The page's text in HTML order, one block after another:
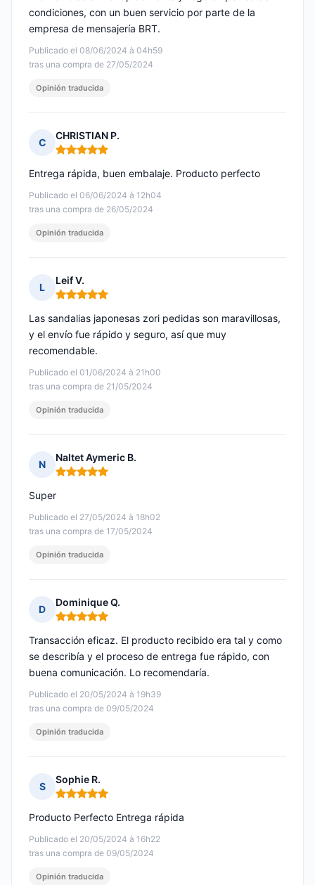
Publicado el 08/06/2024 à 04h59
tras una compra de 27/05/2024
condiciones, con un buen servicio por parte de la
empresa de mensajería BRT.
Opinión traducida
C
CHRISTIAN P.
Nota: 5 de 5
Publicado el 06/06/2024 à 12h04
tras una compra de 26/05/2024
Entrega rápida, buen embalaje. Producto perfecto
Opinión traducida
L
Leif V.
Nota: 5 de 5
Publicado el 01/06/2024 à 21h00
tras una compra de 21/05/2024
Las sandalias japonesas zori pedidas son maravillosas,
y el envío fue rápido y seguro, así que muy
recomendable.
Opinión traducida
N
Naltet Aymeric B.
Nota: 5 de 5
Publicado el 27/05/2024 à 18h02
tras una compra de 17/05/2024
Super
Opinión traducida
D
Dominique Q.
Nota: 5 de 5
Publicado el 20/05/2024 à 19h39
tras una compra de 09/05/2024
Transacción eficaz. El producto recibido era tal y como
se describía y el proceso de entrega fue rápido, con
buena comunicación. Lo recomendaría.
Opinión traducida
S
Sophie R.
Nota: 5 de 5
Publicado el 20/05/2024 à 16h22
tras una compra de 09/05/2024
Producto Perfecto Entrega rápida
Opinión traducida